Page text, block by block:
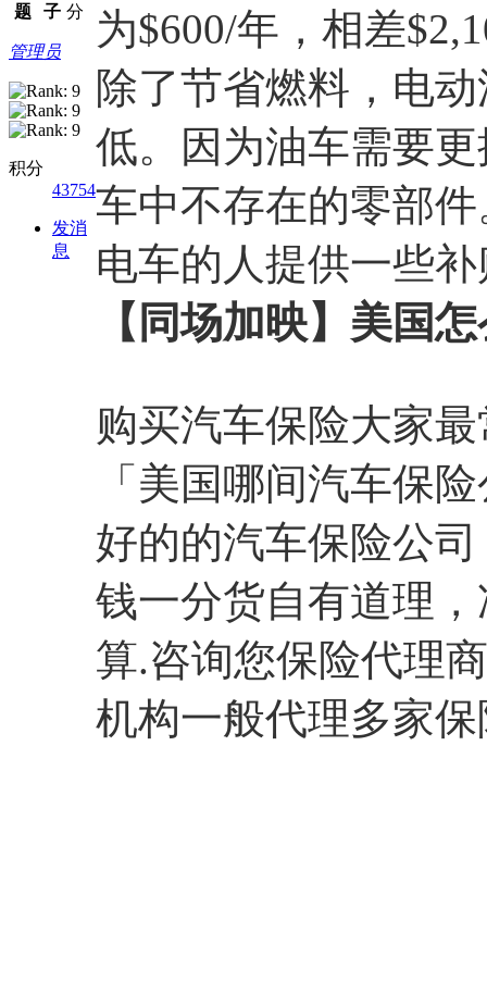
题
子 分
管理员
积分
43754
发消
息
为$600/年，相差
除了节省燃料，电
低。因为油车需要
车中不存在的零部
电车的人提供一些
【同场加映】美国
购买汽车保险大家
「美国哪间汽车保
好的的汽车保险公
钱一分货自有道理
算.咨询您保险代理
机构一般代理多家